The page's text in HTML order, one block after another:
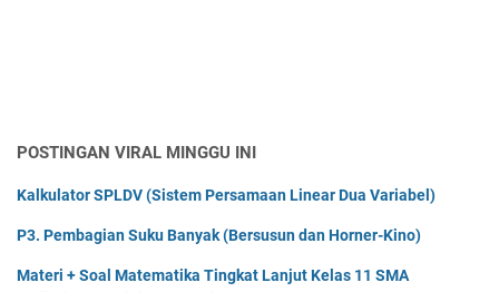
POSTINGAN VIRAL MINGGU INI
Kalkulator SPLDV (Sistem Persamaan Linear Dua Variabel)
P3. Pembagian Suku Banyak (Bersusun dan Horner-Kino)
Materi + Soal Matematika Tingkat Lanjut Kelas 11 SMA